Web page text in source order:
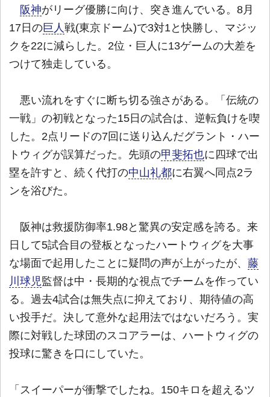
阪神がリーグ優勝に向け、突き進んでいる。8月
17日の巨人戦(東京ドーム)で3対1と快勝し、マジッ
クを22に減らした。2位・巨人に13ゲームの大差を
つけて独走している。
悪い流れをすぐに断ち切る強さがある。「伝統の
一戦」の初戦となった15日の試合は、逆転負けを喫
した。2点リードの7回に送り込んだグラント・ハー
トウィグが誤算だった。先頭の甲斐拓也に四球で出
塁を許すと、続く代打の中山礼都に右翼へ同点2ラ
ンを浴びた。
阪神は救援防御率1.98と驚異の安定感を誇る。来
日して5試合目の登板となったハートウィグを大事
な場面で起用したことに疑問の声が上がったが、 藤
川球児監督は中・長期的な視点でチームを作ってい
る。過去4試合は無失点に抑えており、期待値の高
い投手だ。決して意外な起用法ではないだろう。実
際に対戦した球団のスコアラーは、ハートウィグの
投球に驚きを口にしていた。
「スイーパーが衝撃でしたね。150キロを超えるツ